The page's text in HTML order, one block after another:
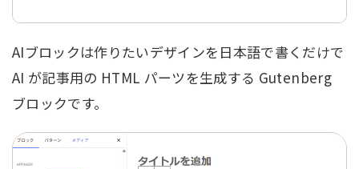
AIブロックは作りたいデザインを日本語で書くだけで
AI が記事用の HTML パーツを生成する Gutenberg
ブロックです。